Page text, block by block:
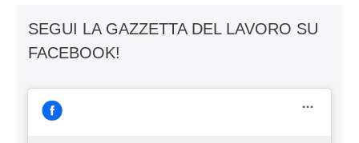
SEGUI LA GAZZETTA DEL LAVORO SU
FACEBOOK!